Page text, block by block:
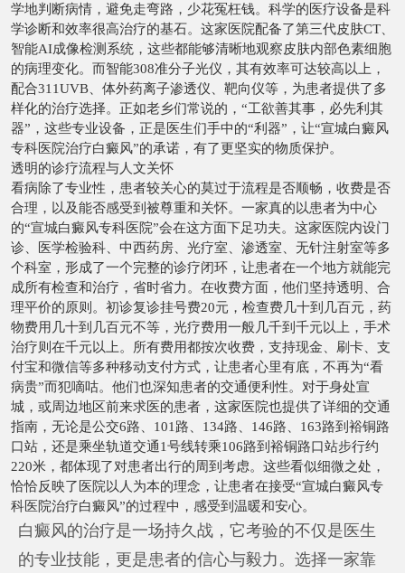
学地判断病情，避免走弯路，少花冤枉钱。科学的医疗设备是科
学诊断和效率很高治疗的基石。这家医院配备了第三代皮肤CT、
智能AI成像检测系统，这些都能够清晰地观察皮肤内部色素细胞
的病理变化。而智能308准分子光仪，其有效率可达较高以上，
配合311UVB、体外药离子渗透仪、靶向仪等，为患者提供了多
样化的治疗选择。正如老乡们常说的，“工欲善其事，必先利其
器”，这些专业设备，正是医生们手中的“利器”，让“宣城白癜风
专科医院治疗白癜风”的承诺，有了更坚实的物质保护。
透明的诊疗流程与人文关怀
看病除了专业性，患者较关心的莫过于流程是否顺畅，收费是否
合理，以及能否感受到被尊重和关怀。一家真的以患者为中心
的“宣城白癜风专科医院”会在这方面下足功夫。这家医院内设门
诊、医学检验科、中西药房、光疗室、渗透室、无针注射室等多
个科室，形成了一个完整的诊疗闭环，让患者在一个地方就能完
成所有检查和治疗，省时省力。在收费方面，他们坚持透明、合
理平价的原则。初诊复诊挂号费20元，检查费几十到几百元，药
物费用几十到几百元不等，光疗费用一般几千到千元以上，手术
治疗则在千元以上。所有费用都按次收费，支持现金、刷卡、支
付宝和微信等多种移动支付方式，让患者心里有底，不再为“看
病贵”而犯嘀咕。他们也深知患者的交通便利性。对于身处宣
城，或周边地区前来求医的患者，这家医院也提供了详细的交通
指南，无论是公交6路、101路、134路、146路、163路到裕铜路
口站，还是乘坐轨道交通1号线转乘106路到裕铜路口站步行约
220米，都体现了对患者出行的周到考虑。这些看似细微之处，
恰恰反映了医院以人为本的理念，让患者在接受“宣城白癜风专
科医院治疗白癜风”的过程中，感受到温暖和安心。
白癜风的治疗是一场持久战，它考验的不仅是医生
的专业技能，更是患者的信心与毅力。选择一家靠